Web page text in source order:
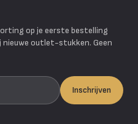
op je eerste bestelling
nieuwe outlet-stukken. Geen
Inschrijven